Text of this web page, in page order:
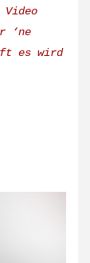
‘ne
es wird